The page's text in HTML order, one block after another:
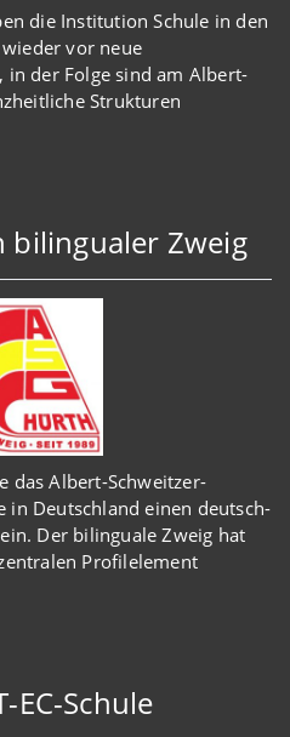
die Institution Schule in den
wiedervor neue
in der Folge sind am Albert-
iche Strukturen
bilingualer Zweig
das Albert-Schweitzer-
in Deutschland einen deutsch-
Der bilinguale Zweig hat
Profilelement
EC-Schule